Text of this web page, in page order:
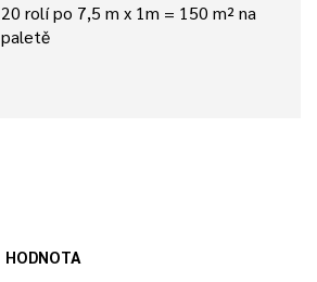
20 rolí po 7,5 m x 1m = 150 m² na
paletě
HODNOTA